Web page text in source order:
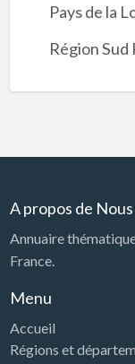
Pays de la
Région
A propos de Nous
Annuaire
France.
Menu
Accueil
Régions et